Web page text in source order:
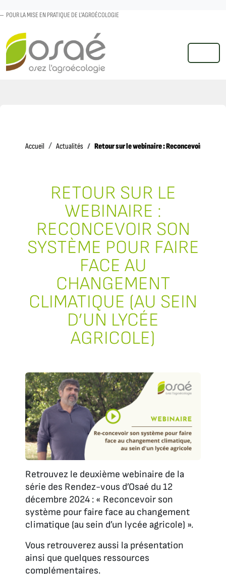
POUR LA MISE EN PRATIQUE DE L'AGROÉCOLOGIE
MENU
Accueil AccueilActualités Retour sur le webinaire : Reconcevoir son
RETOUR SUR LE
WEBINAIRE :
RECONCEVOIR SON
SYSTÈME POUR FAIRE
FACE AU
CHANGEMENT
CLIMATIQUE (AU SEIN
D’UN LYCÉE
AGRICOLE)
Retrouvez le deuxième webinaire de la
série des Rendez-vous d’Osaé du 12
décembre 2024 : « Reconcevoir son
système pour faire face au changement
climatique (au sein d’un lycée agricole) ».
Vous retrouverez aussi la présentation
ainsi que quelques ressources
complémentaires.